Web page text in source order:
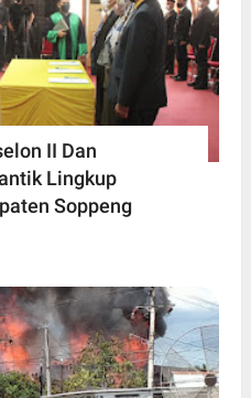
II Dan
Lingkup
Soppeng